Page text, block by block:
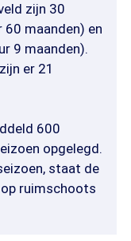
zijn 30
maanden) en
9 maanden).
er 21
600
opgelegd.
staat de
ruimschoots